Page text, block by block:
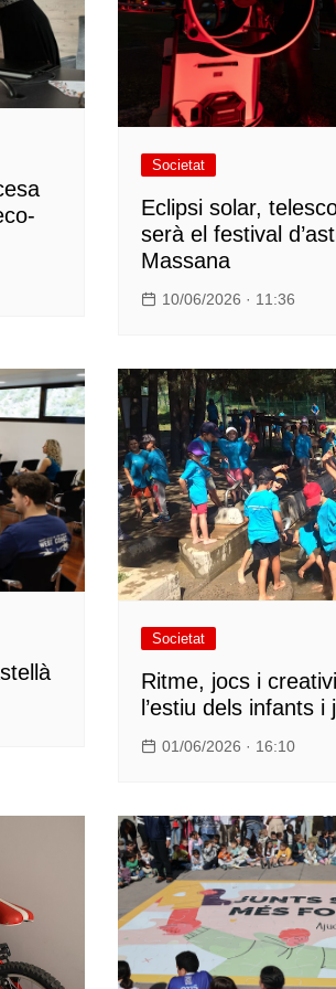
Societat
Eclipsi solar,
serà el festival
Massana
10/06/2026 · 11:36
Societat
Ritme, jocs i
l’estiu dels infants i
01/06/2026 · 16:10